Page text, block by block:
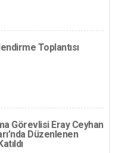
Toplantısı
Görevlisi Eray Ceyhan
Düzenlenen